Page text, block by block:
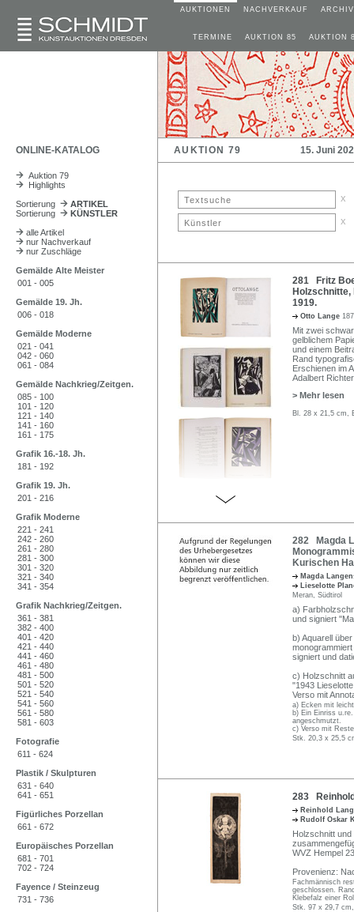
AUKTIONEN NACHVERKAUF ARCHIV
TERMINE AUKTION 85 AUKTION
ONLINE-KATALOG AUKTION 79 15. Juni
Auktion 79
Highlights
Sortierung
ARTIKEL
Sortierung
KÜNSTLER
alle Artikel
nur Nachverkauf
nur Zuschläge
Gemälde Alte Meister
001 - 005
Gemälde 19. Jh.
006 - 018
Gemälde Moderne
021 - 041
042 - 060
061 - 084
Gemälde Nachkrieg/Zeitgen.
085 - 100
101 - 120
121 - 140
141 - 160
161 - 175
Grafik 16.-18. Jh.
181 - 192
Grafik 19. Jh.
201 - 216
Grafik Moderne
221 - 241
242 - 260
261 - 280
281 - 300
301 - 320
321 - 340
341 - 354
Grafik Nachkrieg/Zeitgen.
361 - 381
382 - 400
401 - 420
421 - 440
441 - 460
461 - 480
481 - 500
501 - 520
521 - 540
541 - 560
561 - 580
581 - 603
Fotografie
611 - 624
Plastik / Skulpturen
631 - 640
641 - 651
Figürliches Porzellan
661 - 672
Europäisches Porzellan
681 - 701
702 - 724
Fayence / Steinzeug
731 - 736
x
x
281 Fritz
1919.
Otto Lange
Mit zwei
gelblichem
und einem
Rand
Erschienen im
Adalbert
> Mehr lesen
Bl. 28 x 21,5 cm,
282 Magda
Kurischen
Magda
Lieselotte
Meran, Südtirol
a)
und signiert
b) Aquarell
signiert und
c) Holzschnitt
"1943
Verso mit
a) Ecken mit
b) Ein Einriss
angeschmutzt.
c) Verso mit
Stk. 20,3 x 25,5
283
Reinhold
Rudolf Oskar
Holzschnitt
WVZ Hempel
Provenienz:
Fachmännisch
geschlossen.
Klebefalz einer
Stk. 97 x 29,7